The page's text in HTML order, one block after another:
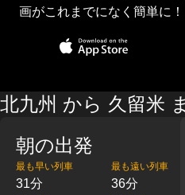
画がこれまでになく簡単に！
北九州 から 久留米
朝の出発
最も早い列車
31分
最も遠い列車
36分